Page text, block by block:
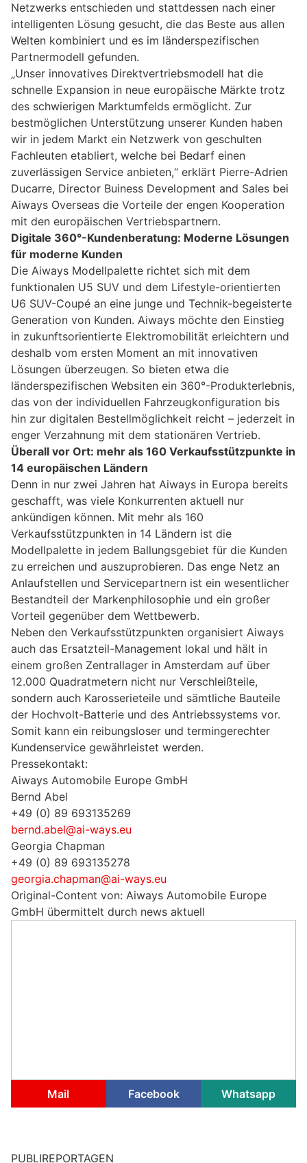
Netzwerks entschieden und stattdessen nach einer
intelligenten Lösung gesucht, die das Beste aus allen
Welten kombiniert und es im länderspezifischen
Partnermodell gefunden.
„Unser innovatives Direktvertriebsmodell hat die
schnelle Expansion in neue europäische Märkte trotz
des schwierigen Marktumfelds ermöglicht. Zur
bestmöglichen Unterstützung unserer Kunden haben
wir in jedem Markt ein Netzwerk von geschulten
Fachleuten etabliert, welche bei Bedarf einen
zuverlässigen Service anbieten,“ erklärt Pierre-Adrien
Ducarre, Director Buiness Development and Sales bei
Aiways Overseas die Vorteile der engen Kooperation
mit den europäischen Vertriebspartnern.
Digitale 360°-Kundenberatung: Moderne Lösungen
für moderne Kunden
Die Aiways Modellpalette richtet sich mit dem
funktionalen U5 SUV und dem Lifestyle-orientierten
U6 SUV-Coupé an eine junge und Technik-begeisterte
Generation von Kunden. Aiways möchte den Einstieg
in zukunftsorientierte Elektromobilität erleichtern und
deshalb vom ersten Moment an mit innovativen
Lösungen überzeugen. So bieten etwa die
länderspezifischen Websiten ein 360°-Produkterlebnis,
das von der individuellen Fahrzeugkonfiguration bis
hin zur digitalen Bestellmöglichkeit reicht – jederzeit in
enger Verzahnung mit dem stationären Vertrieb.
Überall vor Ort: mehr als 160 Verkaufsstützpunkte in
14 europäischen Ländern
Denn in nur zwei Jahren hat Aiways in Europa bereits
geschafft, was viele Konkurrenten aktuell nur
ankündigen können. Mit mehr als 160
Verkaufsstützpunkten in 14 Ländern ist die
Modellpalette in jedem Ballungsgebiet für die Kunden
zu erreichen und auszuprobieren. Das enge Netz an
Anlaufstellen und Servicepartnern ist ein wesentlicher
Bestandteil der Markenphilosophie und ein großer
Vorteil gegenüber dem Wettbewerb.
Neben den Verkaufsstützpunkten organisiert Aiways
auch das Ersatzteil-Management lokal und hält in
einem großen Zentrallager in Amsterdam auf über
12.000 Quadratmetern nicht nur Verschleißteile,
sondern auch Karosserieteile und sämtliche Bauteile
der Hochvolt-Batterie und des Antriebssystems vor.
Somit kann ein reibungsloser und termingerechter
Kundenservice gewährleistet werden.
Pressekontakt:
Aiways Automobile Europe GmbH
Bernd Abel
+49 (0) 89 693135269
bernd.abel@ai-ways.eu
Georgia Chapman
+49 (0) 89 693135278
georgia.chapman@ai-ways.eu
Original-Content von: Aiways Automobile Europe
GmbH übermittelt durch news aktuell
Mail Facebook Whatsapp
PUBLIREPORTAGEN